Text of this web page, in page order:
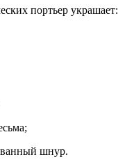
портьер украшает:
шнур.